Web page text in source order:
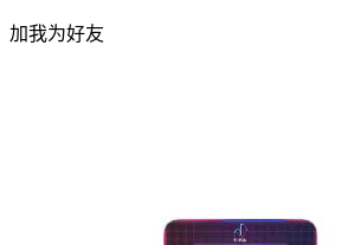
加我为好友